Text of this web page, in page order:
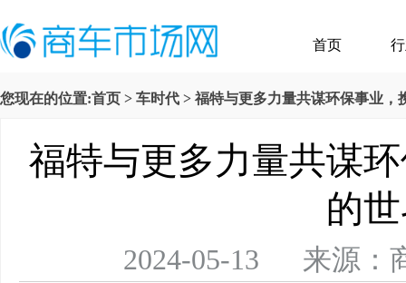
首页
您现在的位置:首页 > 车时代 > 福特与更多力量共谋环保事业，
福特与更多力量共谋
的
2024-05-13 来源：